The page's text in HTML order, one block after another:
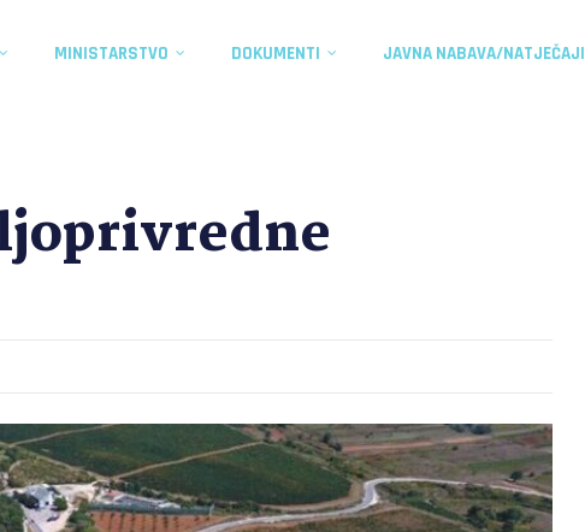
MINISTARSTVO DOKUMENTI JAVNA NABAVA/NATJEČAJI